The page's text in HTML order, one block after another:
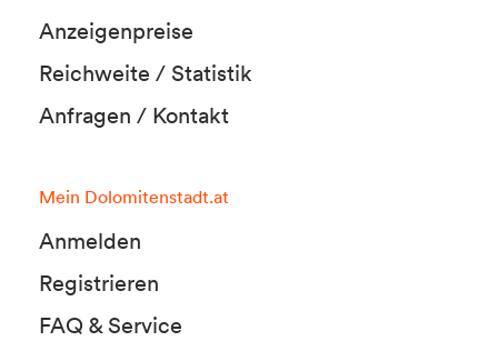
Anzeigenpreise
Reichweite / Statistik
Anfragen / Kontakt
Mein Dolomitenstadt.at
Anmelden
Registrieren
FAQ & Service